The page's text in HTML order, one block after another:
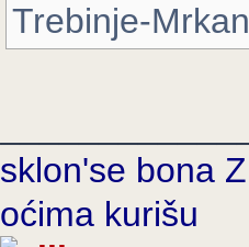
Trebinje-
sklon'se bona
oćima kurišu